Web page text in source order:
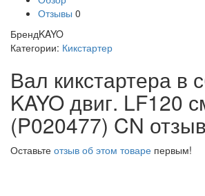
Отзывы 0
БрендKAYO
Категории: Кикстартер
Вал кикстартера в
KAYO двиг. LF120
(P020477) CN
Оставьте отзыв об этом товаре первым!